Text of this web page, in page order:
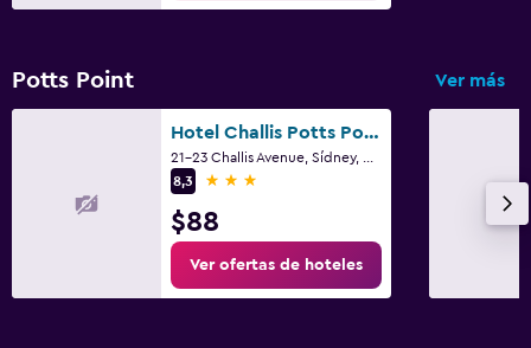
Potts Point Ver más
Hotel Challis Potts Point
8,3
3 estrellas
$88
Ver ofertas de hoteles